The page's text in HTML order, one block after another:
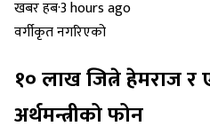
खबर हब·3 hours ago
वर्गीकृत नगरिएको
१० लाख जित्ने हेमराज
अर्थमन्त्रीको फोन